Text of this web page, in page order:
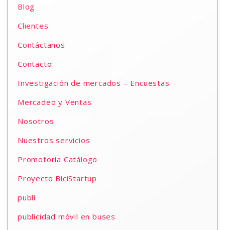
Blog
Clientes
Contáctanos
Contacto
Investigación de mercados – Encuestas
Mercadeo y Ventas
Nosotros
Nuestros servicios
Promotoría Catálogo
Proyecto BiciStartup
publi
publicidad móvil en buses